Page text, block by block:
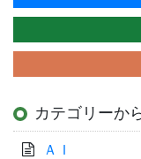
カテゴリーか
ＡＩ